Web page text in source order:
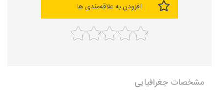
افزودن به علاقه‌مندی ها
مشخصات جغرافیایی